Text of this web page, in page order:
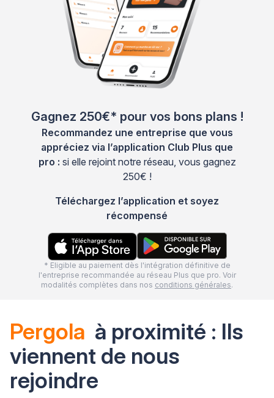
Gagnez 250€* pour vos bons plans !
Recommandez une entreprise que vous
appréciez via l’application Club Plus que
pro : si elle rejoint notre réseau, vous gagnez
250€ !
Téléchargez l’application et soyez
récompensé
* Eligible au paiement dès l'intégration définitive de
l'entreprise recommandée au réseau Plus que pro. Voir
modalités complètes dans nos conditions générales.
Pergola à proximité : Ils
viennent de nous
rejoindre